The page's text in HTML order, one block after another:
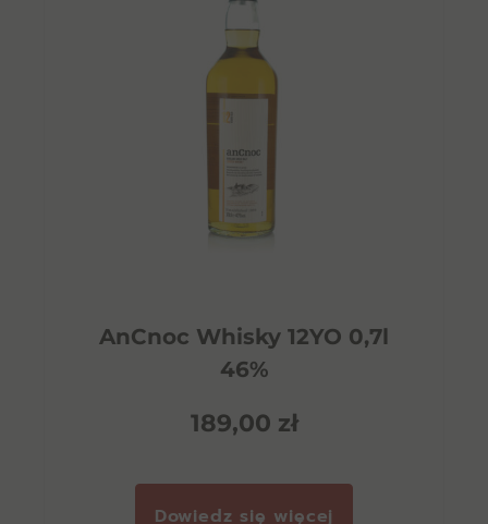
AnCnoc Whisky 12YO 0,7l
46%
189,00 zł
Dowiedz się więcej